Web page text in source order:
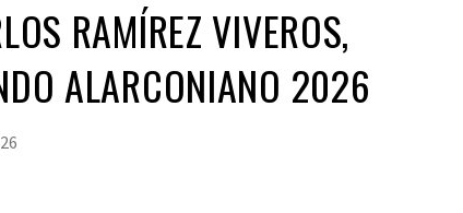
RAMÍREZ VIVEROS,
ALARCONIANO 2026